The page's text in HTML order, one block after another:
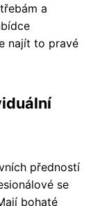
a
najít to pravé
předností
se
bohaté